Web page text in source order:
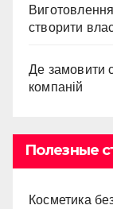
створити
Де замовити
компаній
Полезные
Косметика